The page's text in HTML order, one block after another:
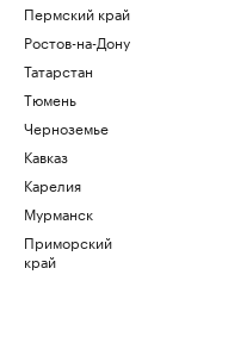
Пермский край
Ростов-на-Дону
Татарстан
Тюмень
Черноземье
Кавказ
Карелия
Мурманск
Приморский
край